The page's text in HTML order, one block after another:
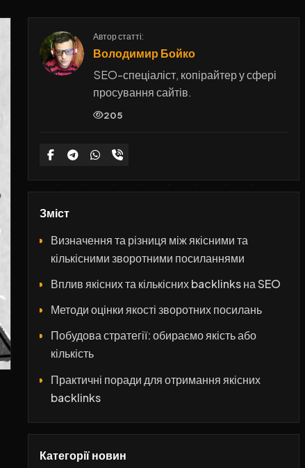
Автор статті:
Володимир Бойко
SEO-спеціаліст, копірайтер у сфері
просування сайтів.
205
Зміст
Визначення та різниця між якісними та
кількісними зворотними посиланнями
Вплив якісних та кількісних backlinks на SEO
Методи оцінки якості зворотних посилань
Побудова стратегії: обираємо якість або
кількість
Практичні поради для отримання якісних
backlinks
Ризики та санкції: чому небезпечна гонитва
Категорії новин